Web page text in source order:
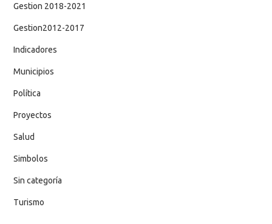
Gestion 2018-2021
Gestion2012-2017
Indicadores
Municipios
Política
Proyectos
Salud
Simbolos
Sin categoría
Turismo